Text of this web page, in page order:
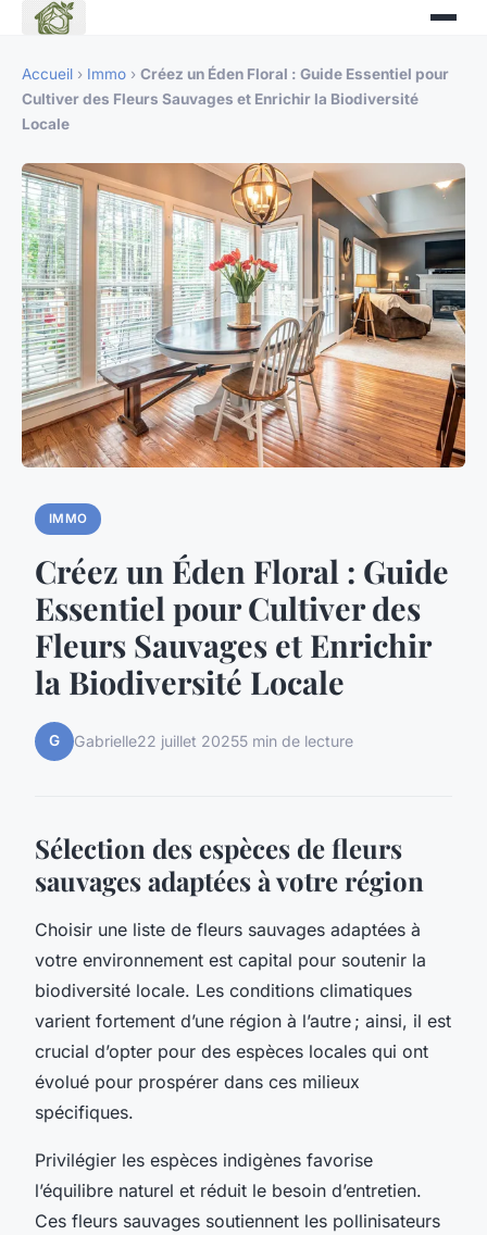
Accueil › Immo › Créez un Éden Floral : Guide Essentiel pour
Cultiver des Fleurs Sauvages et Enrichir la Biodiversité
Locale
IMMO
Créez un Éden Floral : Guide
Essentiel pour Cultiver des
Fleurs Sauvages et Enrichir
la Biodiversité Locale
G Gabrielle22 juillet 20255 min de lecture
Sélection des espèces de fleurs
sauvages adaptées à votre région
Choisir une liste de fleurs sauvages adaptées à
votre environnement est capital pour soutenir la
biodiversité locale. Les conditions climatiques
varient fortement d’une région à l’autre ; ainsi, il est
crucial d’opter pour des espèces locales qui ont
évolué pour prospérer dans ces milieux
spécifiques.
Privilégier les espèces indigènes favorise
l’équilibre naturel et réduit le besoin d’entretien.
Ces fleurs sauvages soutiennent les pollinisateurs